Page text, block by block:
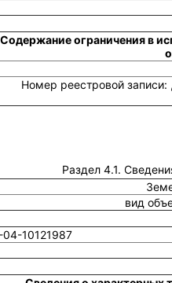
Содержание ограничения в
Номер реестровой
Раздел 4.1.
вид
10121987